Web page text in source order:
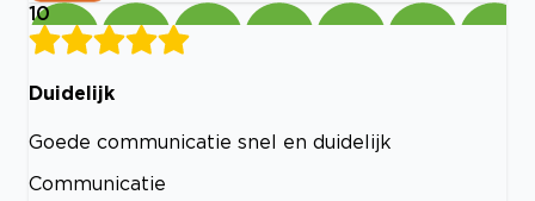
10
Duidelijk
Goede communicatie snel en duidelijk
Communicatie